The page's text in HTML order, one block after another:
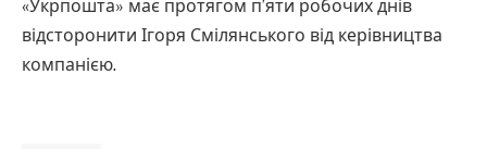
«Укрпошта» має протягом п’яти робочих днів
відсторонити Ігоря Смілянського від керівництва
компанією.